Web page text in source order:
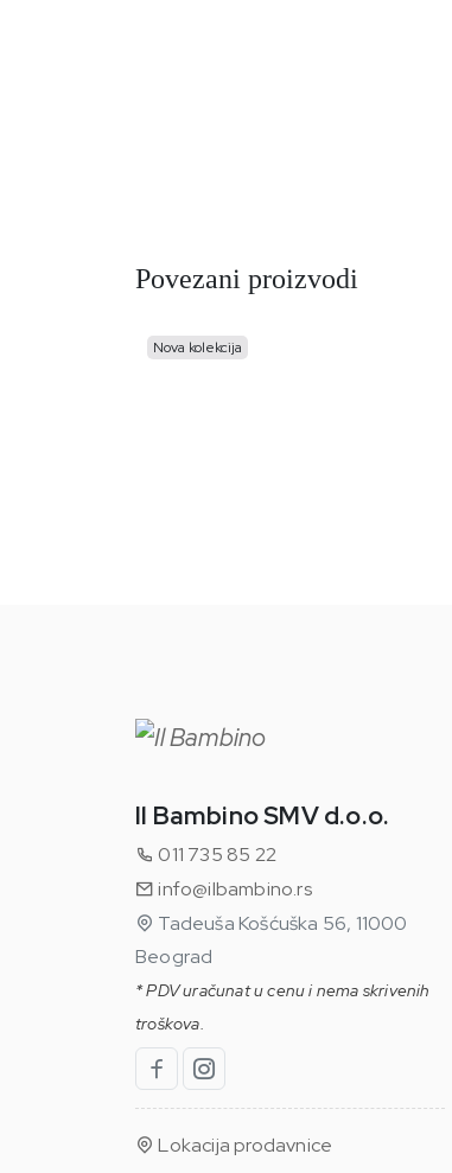
Povezani proizvodi
Nova kolekcija
Il Bambino SMV d.o.o.
011 735 85 22
info@ilbambino.rs
Tadeuša Košćuška 56, 11000
Beograd
* PDV uračunat u cenu i nema skrivenih
troškova.
Lokacija prodavnice